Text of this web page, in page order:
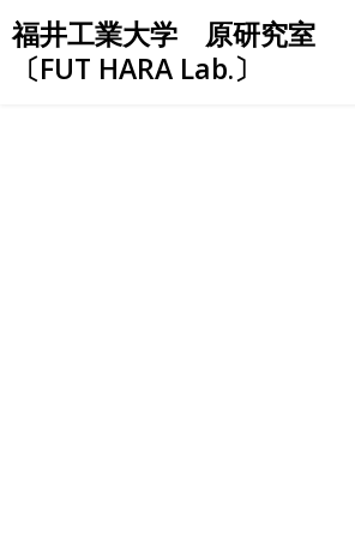
Skip
to
content
福井工業大学 原研究室
〔FUT HARA Lab.〕